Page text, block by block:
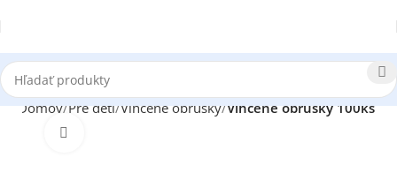
Domov Pre deti Vlhčené obrúsky Vlhčené obrúsky 100ks